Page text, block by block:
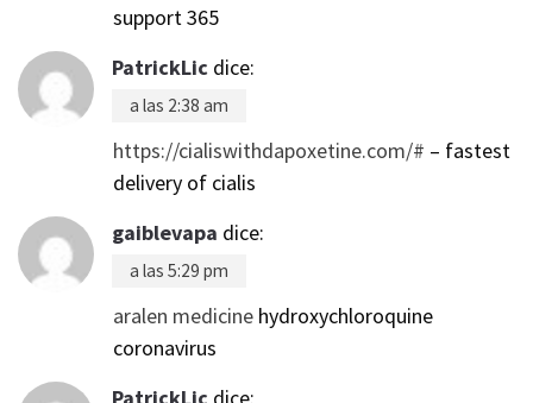
support 365
PatrickLic dice:
a las 2:38 am
https://cialiswithdapoxetine.com/# – fastest
delivery of cialis
gaiblevapa dice:
a las 5:29 pm
aralen medicine hydroxychloroquine
coronavirus
PatrickLic dice: